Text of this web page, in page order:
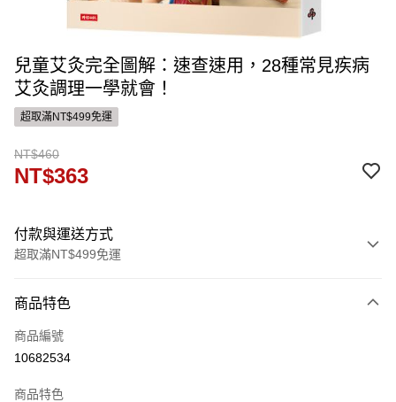
兒童艾灸完全圖解：速查速用，28種常見疾病
艾灸調理一學就會！
超取滿NT$499免運
NT$460
NT$363
付款與運送方式
超取滿NT$499免運
信用卡一次付款
運送方式
付款後全家取貨
商品特色
商品編號
10682534
商品特色